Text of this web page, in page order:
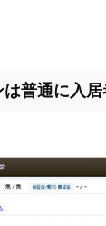
普通に入